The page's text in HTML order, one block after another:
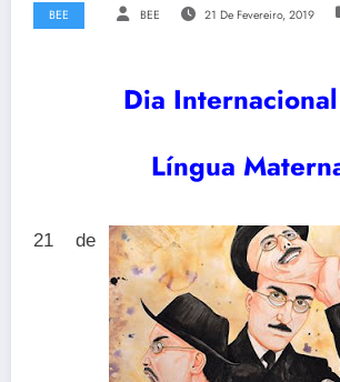
BEE BEE 21 De Fevereiro, 2019
Dia
Língua
21 de